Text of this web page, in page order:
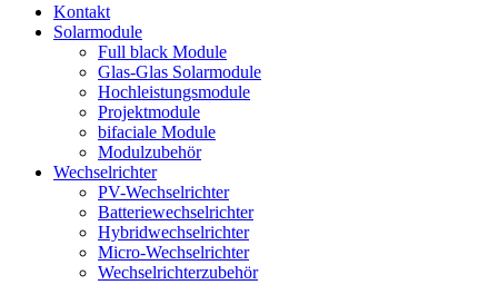
Kontakt
Solarmodule
Full black Module
Glas-Glas Solarmodule
Hochleistungsmodule
Projektmodule
bifaciale Module
Modulzubehör
Wechselrichter
PV-Wechselrichter
Batteriewechselrichter
Hybridwechselrichter
Micro-Wechselrichter
Wechselrichterzubehör